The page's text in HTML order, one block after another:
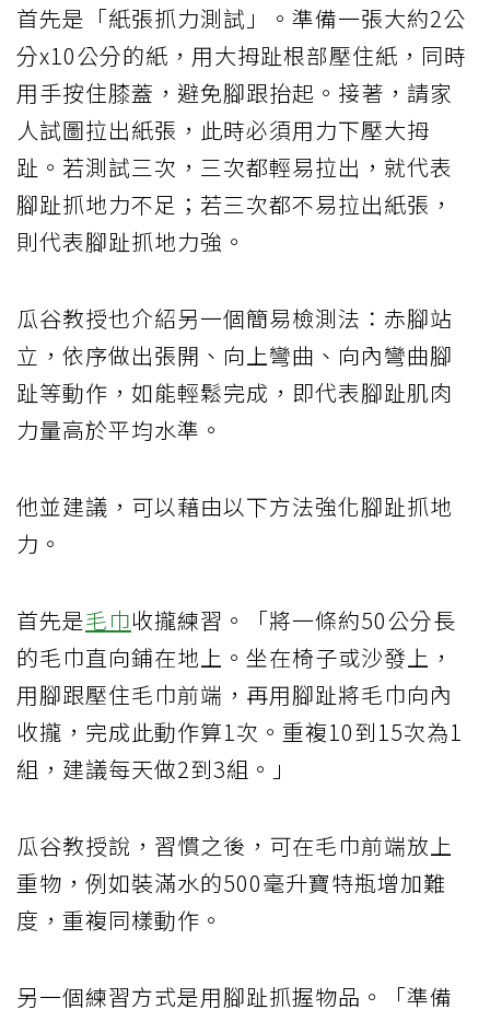
首先是「紙張抓力測試」。準備一張大約2公
分x10公分的紙，用大拇趾根部壓住紙，同時
用手按住膝蓋，避免腳跟抬起。接著，請家
人試圖拉出紙張，此時必須用力下壓大拇
趾。若測試三次，三次都輕易拉出，就代表
腳趾抓地力不足；若三次都不易拉出紙張，
則代表腳趾抓地力強。
瓜谷教授也介紹另一個簡易檢測法：赤腳站
立，依序做出張開、向上彎曲、向內彎曲腳
趾等動作，如能輕鬆完成，即代表腳趾肌肉
力量高於平均水準。
他並建議，可以藉由以下方法強化腳趾抓地
力。
首先是毛巾收攏練習。「將一條約50公分長
的毛巾直向鋪在地上。坐在椅子或沙發上，
用腳跟壓住毛巾前端，再用腳趾將毛巾向內
收攏，完成此動作算1次。重複10到15次為1
組，建議每天做2到3組。」
瓜谷教授說，習慣之後，可在毛巾前端放上
重物，例如裝滿水的500毫升寶特瓶增加難
度，重複同樣動作。
另一個練習方式是用腳趾抓握物品。「準備